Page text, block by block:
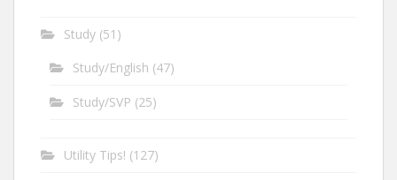
Study (51)
Study/English (47)
Study/SVP (25)
Utility Tips! (127)